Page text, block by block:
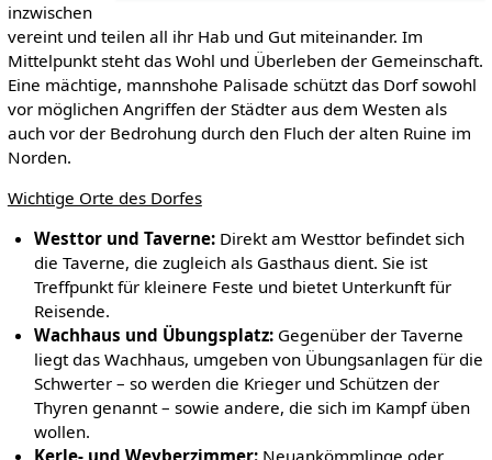
inzwischen
vereint und teilen all ihr Hab und Gut miteinander. Im
Mittelpunkt steht das Wohl und Überleben der Gemeinschaft.
Eine mächtige, mannshohe Palisade schützt das Dorf sowohl
vor möglichen Angriffen der Städter aus dem Westen als
auch vor der Bedrohung durch den Fluch der alten Ruine im
Norden.
Wichtige Orte des Dorfes
Westtor und Taverne: Direkt am Westtor befindet sich
die Taverne, die zugleich als Gasthaus dient. Sie ist
Treffpunkt für kleinere Feste und bietet Unterkunft für
Reisende.
Wachhaus und Übungsplatz: Gegenüber der Taverne
liegt das Wachhaus, umgeben von Übungsanlagen für die
Schwerter – so werden die Krieger und Schützen der
Thyren genannt – sowie andere, die sich im Kampf üben
wollen.